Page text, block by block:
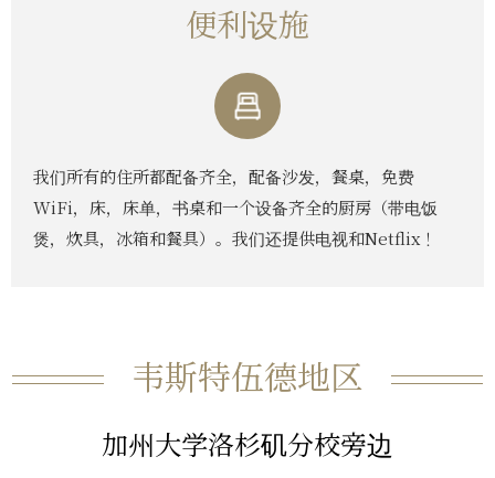
便利设施
我们所有的住所都配备齐全，配备沙发，餐桌，免费
WiFi，床，床单，书桌和一个设备齐全的厨房（带电饭
煲，炊具，冰箱和餐具）。我们还提供电视和Netflix！
韦斯特伍德地区
加州大学洛杉矶分校旁边